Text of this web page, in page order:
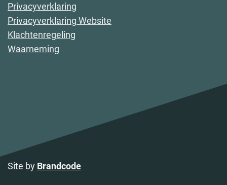
Privacyverklaring
Privacyverklaring Website
Klachtenregeling
Waarneming
Site by Brandcode